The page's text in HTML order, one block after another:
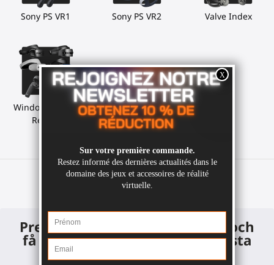
Sony PS VR1 Sony PS VR2 Valve Index
Windows Mixed
Reality
Prenumerera på nyhetsbrevet och
få en 10% rabattkod på din första